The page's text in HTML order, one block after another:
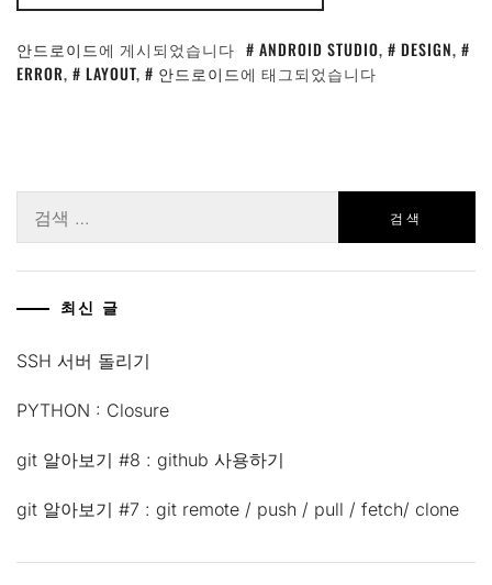
안드로이드에 게시되었습니다 ANDROID STUDIO, DESIGN,
ERROR, LAYOUT, 안드로이드에 태그되었습니다
색:
최신 글
SSH 서버 돌리기
PYTHON : Closure
git 알아보기 #8 : github 사용하기
git 알아보기 #7 : git remote / push / pull / fetch/ clone